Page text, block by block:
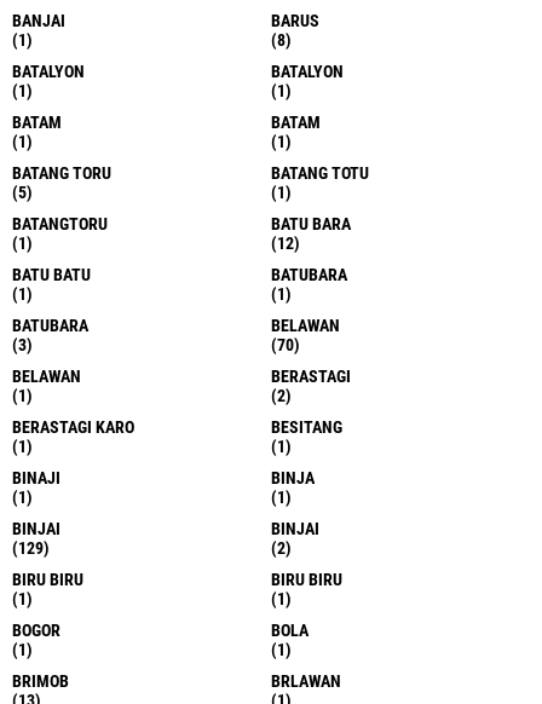
BANJAI
(1)
BARUS
(8)
BATALYON
(1)
BATALYON
(1)
BATAM
(1)
BATAM
(1)
BATANG TORU
(5)
BATANG TOTU
(1)
BATANGTORU
(1)
BATU BARA
(12)
BATU BATU
(1)
BATUBARA
(1)
BATUBARA
(3)
BELAWAN
(70)
BELAWAN
(1)
BERASTAGI
(2)
BERASTAGI KARO
(1)
BESITANG
(1)
BINAJI
(1)
BINJA
(1)
BINJAI
(129)
BINJAI
(2)
BIRU BIRU
(1)
BIRU BIRU
(1)
BOGOR
(1)
BOLA
(1)
BRIMOB
(13)
BRLAWAN
(1)